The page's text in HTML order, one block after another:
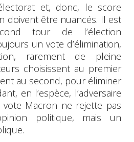
et, donc, le score
doivent être nuancés. Il est
tour de l’élection
un vote d’élimination,
rarement de pleine
choisissent au premier
au second, pour éliminer
en l’espèce, l’adversaire
Macron ne rejette pas
politique, mais un